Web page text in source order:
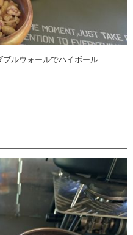
ルウォールでハイボール